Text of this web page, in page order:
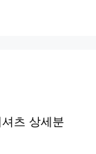
츠 상세분